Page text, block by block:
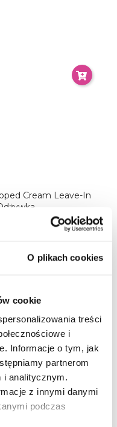
O plikach cookies
cookie
treści
i
Informacje o tym, jak
partnerom
i analitycznym.
z innymi danymi
podczas
Cream Leave-In